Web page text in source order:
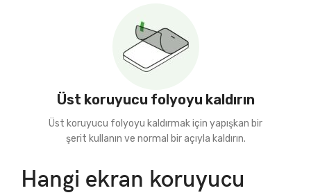
Üst koruyucu folyoyu kaldırın
Üst koruyucu folyoyu kaldırmak için yapışkan bir
şerit kullanın ve normal bir açıyla kaldırın.
Hangi ekran koruyucu